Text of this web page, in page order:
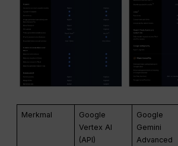
Merkmal
Google
Vertex AI
(API)
Google
Gemini
Advanced